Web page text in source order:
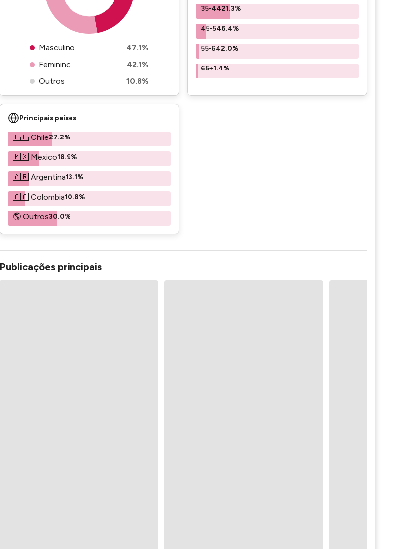
Masculino
47.1%
Feminino
42.1%
Outros
10.8%
35-4421.3%
45-546.4%
55-642.0%
65+1.4%
Principais países
🇨🇱 Chile27.2%
🇲🇽 Mexico18.9%
🇦🇷 Argentina13.1%
🇨🇴 Colombia10.8%
🌎 Outros30.0%
Publicações principais